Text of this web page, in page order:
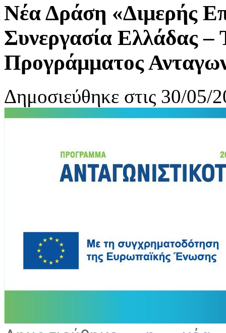
Νέα Δράση «Διμερής
Συνεργασία Ελλάδας –
Προγράμματος
Δημοσιεύθηκε στις 30/05/